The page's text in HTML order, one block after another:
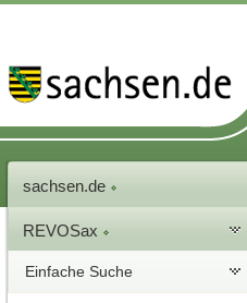
sachsen.de
REVOSax
Einfache Suche